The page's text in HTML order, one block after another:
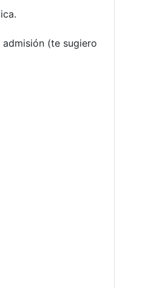
(te sugiero